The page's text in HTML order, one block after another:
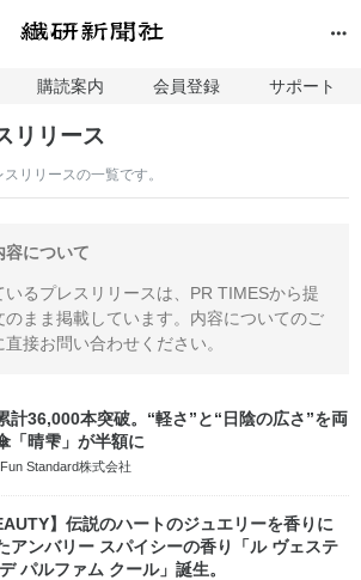
購読案内 会員登録 サポート
リリース
リリースの一覧です。
容について
いるプレスリリースは、PR TIMESから提
まま掲載しています。内容についてのご
接お問い合わせください。
計36,000本突破。“軽さ”と“日陰の広さ”を両
「晴雫」が半額に
Fun Standard株式会社
】伝説のハートのジュエリーを香りに
アンバリー スパイシーの香り「ル ヴェステ
パルファム クール」誕生。